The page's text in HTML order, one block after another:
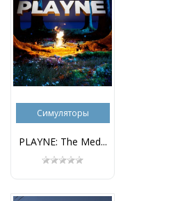
Симуляторы
PLAYNE: The Med...